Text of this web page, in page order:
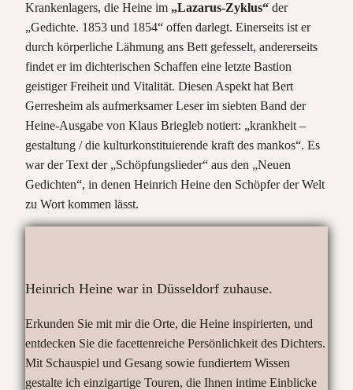
Krankenlagers, die Heine im „Lazarus-Zyklus“ der
„Gedichte. 1853 und 1854“ offen darlegt. Einerseits ist er
durch körperliche Lähmung ans Bett gefesselt, andererseits
findet er im dichterischen Schaffen eine letzte Bastion
geistiger Freiheit und Vitalität. Diesen Aspekt hat Bert
Gerresheim als aufmerksamer Leser im siebten Band der
Heine-Ausgabe von Klaus Briegleb notiert: „krankheit –
gestaltung / die kulturkonstituierende kraft des mankos“. Es
war der Text der „Schöpfungslieder“ aus den „Neuen
Gedichten“, in denen Heinrich Heine den Schöpfer der Welt
zu Wort kommen lässt.
Heinrich Heine war in Düsseldorf zuhause.
Erkunden Sie mit mir die Orte, die Heine inspirierten, und
entdecken Sie die facettenreiche Persönlichkeit des Dichters.
Mit Schauspiel und Gesang sowie fundiertem Wissen
gestalte ich einzigartige Touren, die Ihnen intime Einblicke